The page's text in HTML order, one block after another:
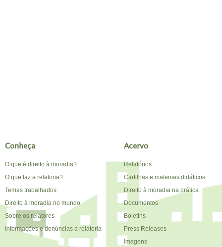
Conheça
O que é direito à moradia?
O que faz a relatoria?
Temas trabalhados
Direito à moradia no mundo
Sobre os relatores
Informações e denúncias à relatoria
Acervo
Relatórios
Cartilhas e materiais didáticos
Direito à moradia na prática
Documentos
Boletins
Press Releases
Imagens